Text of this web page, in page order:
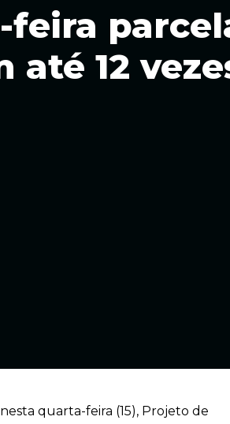
12
quarta-feira (15), Projeto de